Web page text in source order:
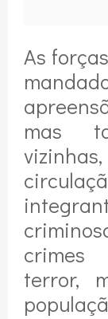
As
mas
crimes
terror,